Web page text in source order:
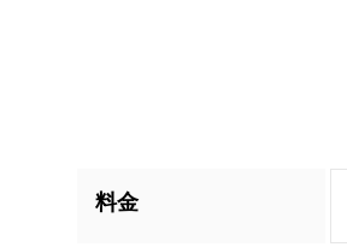
料金